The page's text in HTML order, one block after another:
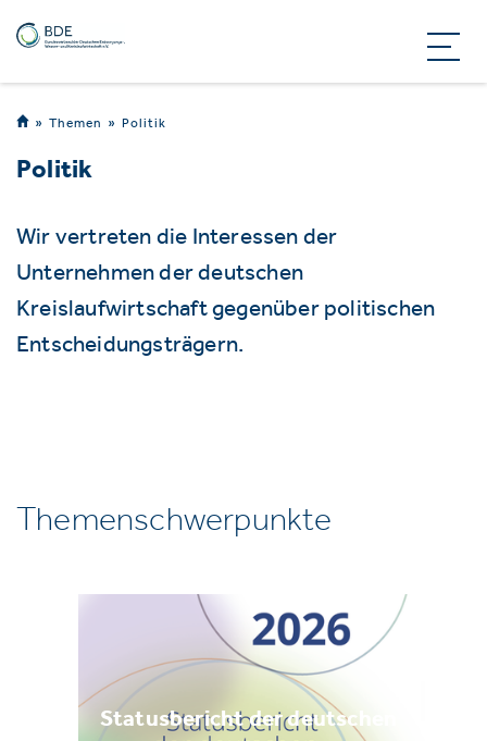
Themen Politik
Politik
Wir vertreten die Interessen der
Unternehmen der deutschen
Kreislaufwirtschaft gegenüber politischen
Entscheidungsträgern.
Themenschwerpunkte
Statusbericht der deutschen